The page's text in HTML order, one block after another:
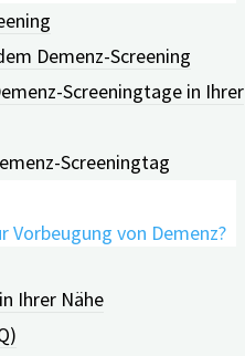
Demenz-Screening
Screeningtage in Ihrer
Screeningtag
Ihrer Nähe
aus unserem